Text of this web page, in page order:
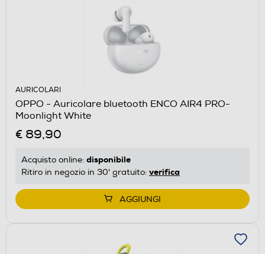
AURICOLARI
OPPO - Auricolare bluetooth ENCO AIR4 PRO-
Moonlight White
€ 89,90
Acquisto online: disponibile
Ritiro in negozio in 30' gratuito: verifica
AGGIUNGI